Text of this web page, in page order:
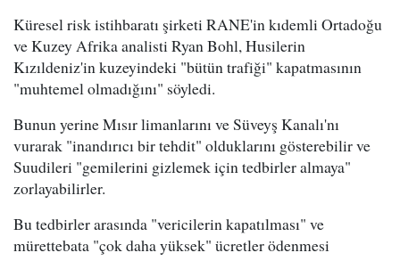
Küresel risk istihbaratı şirketi RANE'in kıdemli Ortadoğu
ve Kuzey Afrika analisti Ryan Bohl, Husilerin
Kızıldeniz'in kuzeyindeki "bütün trafiği" kapatmasının
"muhtemel olmadığını" söyledi.
Bunun yerine Mısır limanlarını ve Süveyş Kanalı'nı
vurarak "inandırıcı bir tehdit" olduklarını gösterebilir ve
Suudileri "gemilerini gizlemek için tedbirler almaya"
zorlayabilirler.
Bu tedbirler arasında "vericilerin kapatılması" ve
mürettebata "çok daha yüksek" ücretler ödenmesi